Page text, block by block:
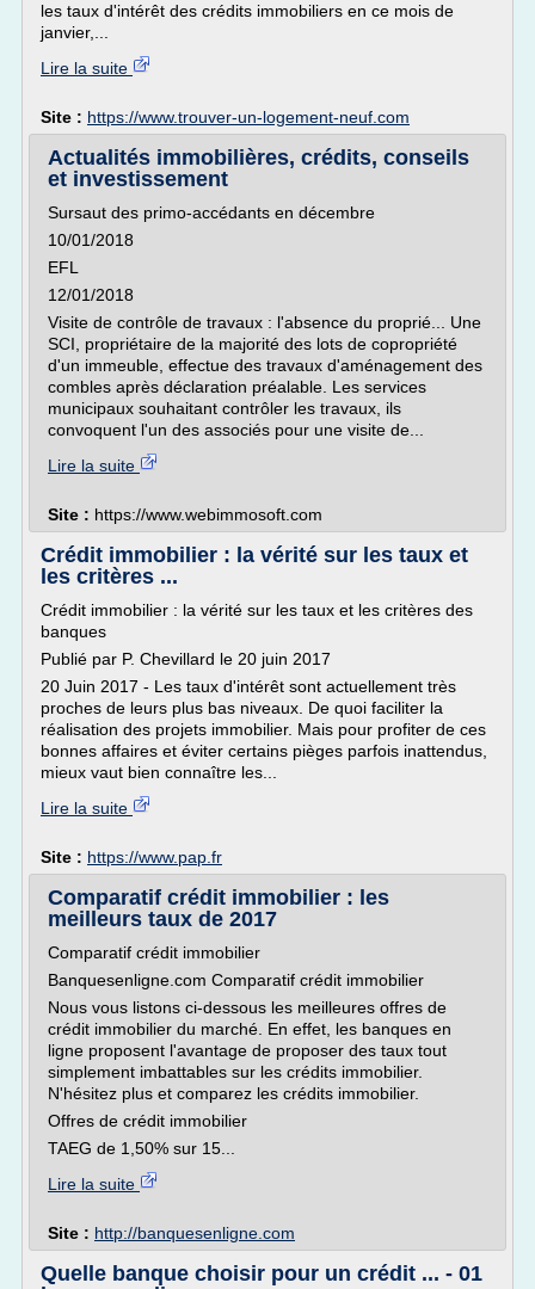
les taux d'intérêt des crédits immobiliers en ce mois de
janvier,...
Lire la suite
Site : https://www.trouver-un-logement-neuf.com
Actualités immobilières, crédits, conseils
et investissement
Sursaut des primo-accédants en décembre
10/01/2018
EFL
12/01/2018
Visite de contrôle de travaux : l'absence du proprié... Une
SCI, propriétaire de la majorité des lots de copropriété
d'un immeuble, effectue des travaux d'aménagement des
combles après déclaration préalable. Les services
municipaux souhaitant contrôler les travaux, ils
convoquent l'un des associés pour une visite de...
Lire la suite
Site : https://www.webimmosoft.com
Crédit immobilier : la vérité sur les taux et
les critères ...
Crédit immobilier : la vérité sur les taux et les critères des
banques
Publié par P. Chevillard le 20 juin 2017
20 Juin 2017 - Les taux d'intérêt sont actuellement très
proches de leurs plus bas niveaux. De quoi faciliter la
réalisation des projets immobilier. Mais pour profiter de ces
bonnes affaires et éviter certains pièges parfois inattendus,
mieux vaut bien connaître les...
Lire la suite
Site : https://www.pap.fr
Comparatif crédit immobilier : les
meilleurs taux de 2017
Comparatif crédit immobilier
Banquesenligne.com Comparatif crédit immobilier
Nous vous listons ci-dessous les meilleures offres de
crédit immobilier du marché. En effet, les banques en
ligne proposent l'avantage de proposer des taux tout
simplement imbattables sur les crédits immobilier.
N'hésitez plus et comparez les crédits immobilier.
Offres de crédit immobilier
TAEG de 1,50% sur 15...
Lire la suite
Site : http://banquesenligne.com
Quelle banque choisir pour un crédit ... - 01